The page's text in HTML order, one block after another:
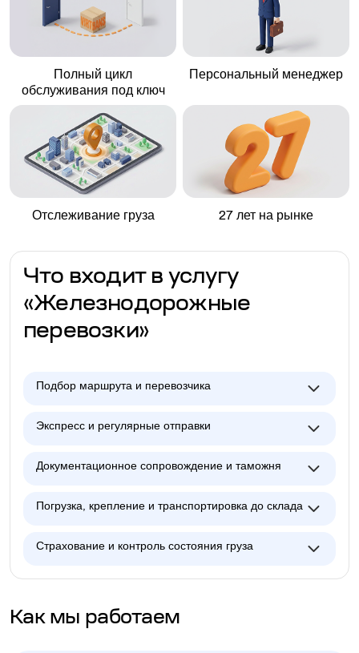
Полный цикл
обслуживания под ключ
Персональный менеджер
Отслеживание груза 27 лет на рынке
Что входит в услугу
«Железнодорожные
перевозки»
Подбор маршрута и перевозчика
Экспресс и регулярные отправки
Документационное сопровождение и таможня
Погрузка, крепление и транспортировка до склада
Страхование и контроль состояния груза
Как мы работаем